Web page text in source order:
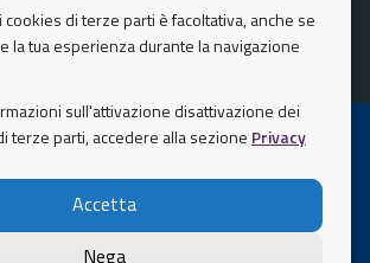
cookies di terze parti è facoltativa, anche se
la tua esperienza durante la navigazione
sull'attivazione disattivazione dei
terze parti, accedere alla sezione Privacy
Accetta
Nega